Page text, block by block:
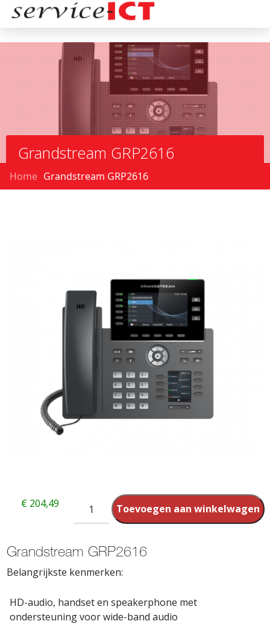
Grandstream GRP2616
Home Grandstream GRP2616
Toevoegen aan winkelwagen
€ 204,49
Grandstream GRP2616
Belangrijkste kenmerken:
HD-audio, handset en speakerphone met
ondersteuning voor wide-band audio